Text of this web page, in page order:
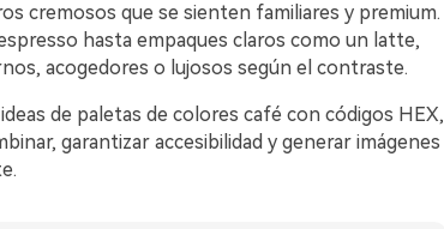
cremosos que se sienten familiares y premium.
hasta empaques claros como un latte,
acogedores o lujosos según el contraste.
de paletas de colores café con códigos HEX,
garantizar accesibilidad y generar imágenes